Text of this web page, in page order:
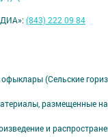
(Сельские
размещенные
и
(843) 222 09 84